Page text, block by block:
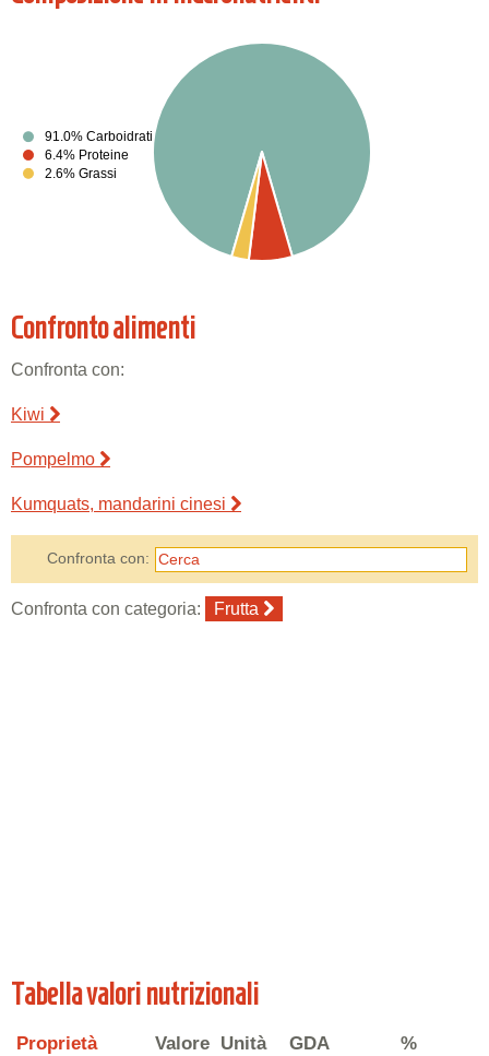
91.0% Carboidrati
6.4% Proteine
2.6% Grassi
Confronto alimenti
Confronta con:
Kiwi
Pompelmo
Kumquats, mandarini cinesi
Confronta con:
Confronta con categoria: Frutta
Tabella valori nutrizionali
Proprietà Valore Unità GDA
%